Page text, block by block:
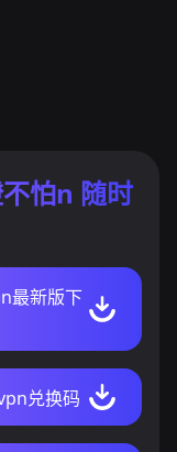
怕n 随时
最新版下
兑换码